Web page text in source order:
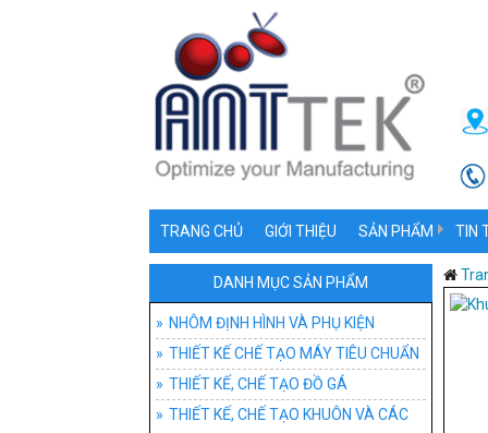
TRANG CHỦ GIỚI THIỆU SẢN PHẨM
NHÔM ĐỊNH HÌNH
THIẾT KẾ CHẾ TẠO
THIẾT KẾ, CHẾ TẠO
THIẾT KẾ, CHẾ
TIN
DANH MỤC SẢN PHẨM
NHÔM ĐỊNH HÌNH VÀ PHỤ KIỆN
THIẾT KẾ CHẾ TẠO MÁY TIÊU CHUẨN
THIẾT KẾ, CHẾ TẠO ĐỒ GÁ
THIẾT KẾ, CHẾ TẠO KHUÔN VÀ CÁC